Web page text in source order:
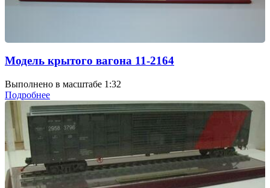
Модель крытого вагона 11-2164
Выполнено в масштабе 1:32
Подробнее